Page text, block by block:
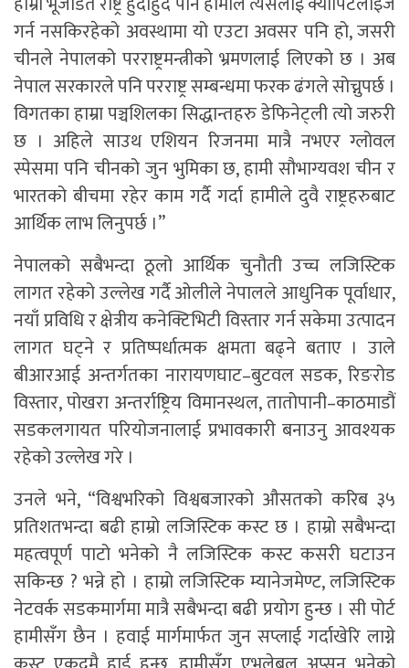
गर्न नसकिरहेको अवस्थामा यो एउटा अवसर पनि हो, जसरी
चीनले नेपालको परराष्ट्रमन्त्रीको भ्रमणलाई लिएको छ । अब
नेपाल सरकारले पनि परराष्ट्र सम्बन्धमा फरक ढंगले सोच्नुपर्छ ।
विगतका हाम्रा पञ्चशिलका सिद्धान्तहरु डेफिनेट्ली त्यो जरुरी
छ । अहिले साउथ एशियन रिजनमा मात्रै नभएर ग्लोवल
स्पेसमा पनि चीनको जुन भुमिका छ, हामी सौभाग्यवश चीन र
भारतको बीचमा रहेर काम गर्दै गर्दा हामीले दुवै राष्ट्रहरुबाट
आर्थिक लाभ लिनुपर्छ ।”
नेपालको सबैभन्दा ठूलो आर्थिक चुनौती उच्च लजिस्टिक
लागत रहेको उल्लेख गर्दै ओलीले नेपालले आधुनिक पूर्वाधार,
नयाँ प्रविधि र क्षेत्रीय कनेक्टिभिटी विस्तार गर्न सकेमा उत्पादन
लागत घट्ने र प्रतिष्पर्धात्मक क्षमता बढ्ने बताए । उाले
बीआरआई अन्तर्गतका नारायणघाट–बुटवल सडक, रिङरोड
विस्तार, पोखरा अन्तर्राष्ट्रिय विमानस्थल, तातोपानी–काठमाडौं
सडकलगायत परियोजनालाई प्रभावकारी बनाउनु आवश्यक
रहेको उल्लेख गरे ।
उनले भने, “विश्वभरिको विश्वबजारको औसतको करिब ३५
प्रतिशतभन्दा बढी हाम्रो लजिस्टिक कस्ट छ । हाम्रो सबैभन्दा
महत्वपूर्ण पाटो भनेको नै लजिस्टिक कस्ट कसरी घटाउन
सकिन्छ ? भन्ने हो । हाम्रो लजिस्टिक म्यानेजमेण्ट, लजिस्टिक
नेटवर्क सडकमार्गमा मात्रै सबैभन्दा बढी प्रयोग हुन्छ । सी पोर्ट
हामीसँग छैन । हवाई मार्गमार्फत जुन सप्लाई गर्दाखेरि लाग्ने